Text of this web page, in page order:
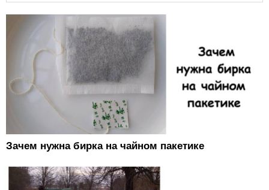
Зачем нужна бирка на чайном пакетике